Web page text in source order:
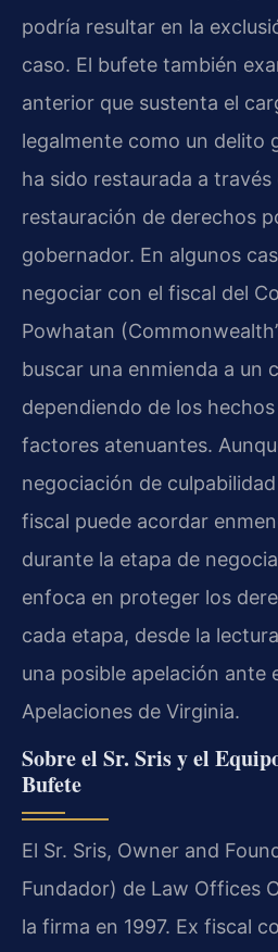
podría resultar en la
caso. El bufete también
anterior que sustenta el
legalmente como un delito
ha sido restaurada a
restauración de derechos
gobernador. En algunos
negociar con el fiscal del
Powhatan
buscar una enmienda a un
dependiendo de los
factores atenuantes.
negociación de
fiscal puede acordar
durante la etapa de
enfoca en proteger los
cada etapa, desde la
una posible apelación ante
Apelaciones de Virginia.
Sobre el Sr. Sris y el
Bufete
El Sr. Sris, Owner and
Fundador) de Law Offices
la firma en 1997. Ex fiscal